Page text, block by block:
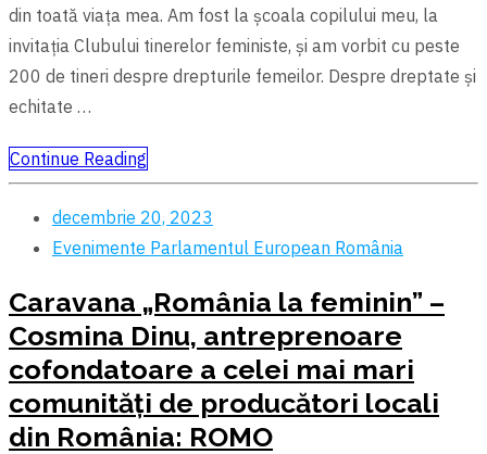
din toată viața mea. Am fost la şcoala copilului meu, la
invitația Clubului tinerelor feministe, şi am vorbit cu peste
200 de tineri despre drepturile femeilor. Despre dreptate şi
echitate …
Continue Reading
decembrie 20, 2023
Evenimente Parlamentul European România
Caravana „România la feminin” –
Cosmina Dinu, antreprenoare
cofondatoare a celei mai mari
comunități de producători locali
din România: ROMO